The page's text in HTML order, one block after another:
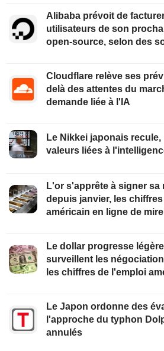
Alibaba prévoit de
utilisateurs de son
open-source, selon des
Cloudflare relève ses
delà des attentes du
demande liée à l'IA
Le Nikkei japonais
valeurs liées à
L'or s'apprête à signer sa
depuis janvier, les
américain en ligne de mire
Le dollar progresse
surveillent les
les chiffres de l'emploi
Le Japon ordonne des
l'approche du typhon
annulés